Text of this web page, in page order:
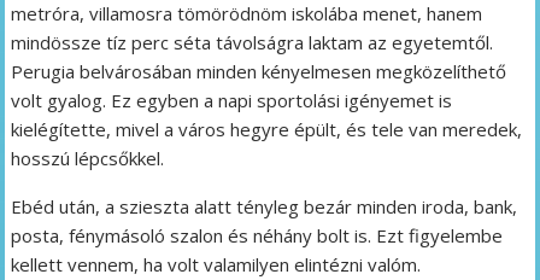
metróra, villamosra tömörödnöm iskolába menet, hanem
mindössze tíz perc séta távolságra laktam az egyetemtől.
Perugia belvárosában minden kényelmesen megközelíthető
volt gyalog. Ez egyben a napi sportolási igényemet is
kielégítette, mivel a város hegyre épült, és tele van meredek,
hosszú lépcsőkkel.
Ebéd után, a szieszta alatt tényleg bezár minden iroda, bank,
posta, fénymásoló szalon és néhány bolt is. Ezt figyelembe
kellett vennem, ha volt valamilyen elintézni valóm.